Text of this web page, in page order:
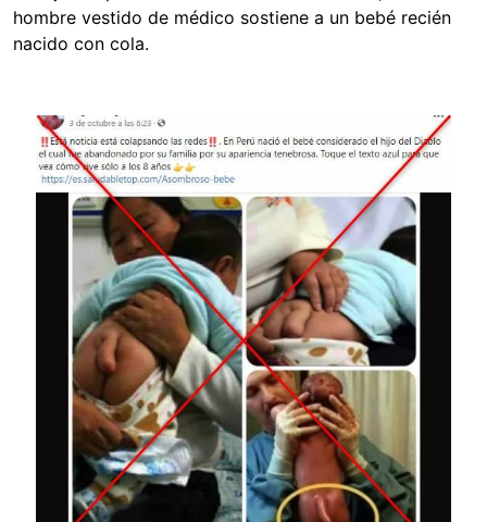
hombre vestido de médico sostiene a un bebé recién
nacido con cola.
Image